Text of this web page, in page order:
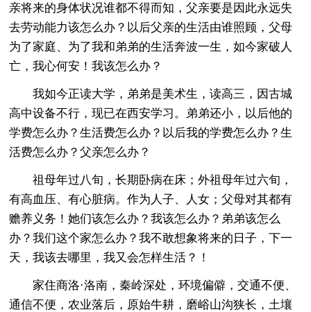
亲将来的身体状况谁都不得而知，父亲要是因此永远失
去劳动能力该怎么办？以后父亲的生活由谁照顾，父母
为了家庭、为了我和弟弟的生活奔波一生，如今家破人
亡，我心何安！我该怎么办？
我如今正读大学，弟弟是美术生，读高三，因古城
高中设备不行，现已在西安学习。弟弟还小，以后他的
学费怎么办？生活费怎么办？以后我的学费怎么办？生
活费怎么办？父亲怎么办？
祖母年过八旬，长期卧病在床；外祖母年过六旬，
有高血压、有心脏病。作为人子、人女；父母对其都有
赡养义务！她们该怎么办？我该怎么办？弟弟该怎么
办？我们这个家怎么办？我不敢想象将来的日子，下一
天，我该去哪里，我又会怎样生活？！
家住商洛·洛南，秦岭深处，环境偏僻，交通不便、
通信不便，农业落后，原始牛耕，磨峪山沟狭长，土壤